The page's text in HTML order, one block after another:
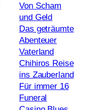
Von Scham
und Geld
Das geträumte
Abenteuer
Vaterland
Chihiros Reise
ins Zauberland
Für immer 16
Funeral